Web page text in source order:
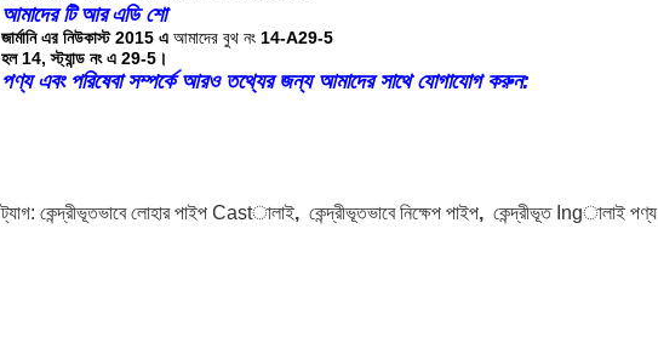
আমাদের টি আর এডি শো
জার্মানি এর নিউকাস্ট 2015 এ আমাদের বুথ নং 14-A29-5
হল 14, স্ট্যান্ড নং এ 29-5।
পণ্য এবং পরিষেবা সম্পর্কে আরও তথ্যের জন্য আমাদের সাথে যোগাযোগ করুন:
ট্যাগ: কেন্দ্রীভূতভাবে লোহার পাইপ Castালাই, কেন্দ্রীভূতভাবে নিক্ষেপ পাইপ, কেন্দ্রীভূত Ingালাই পণ্য